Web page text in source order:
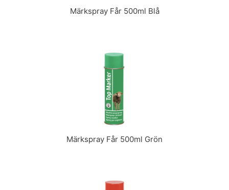
Märkspray Får 500ml Blå
Märkspray Får 500ml Grön